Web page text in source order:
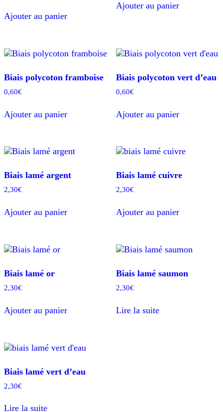
Ajouter au panier
Ajouter au panier
Biais polycoton framboise
0,60€
Ajouter au panier
Biais polycoton vert d’eau
0,60€
Ajouter au panier
Biais lamé argent
2,30€
Ajouter au panier
Biais lamé cuivre
2,30€
Ajouter au panier
Biais lamé or
2,30€
Ajouter au panier
Biais lamé saumon
2,30€
Lire la suite
Biais lamé vert d’eau
2,30€
Lire la suite